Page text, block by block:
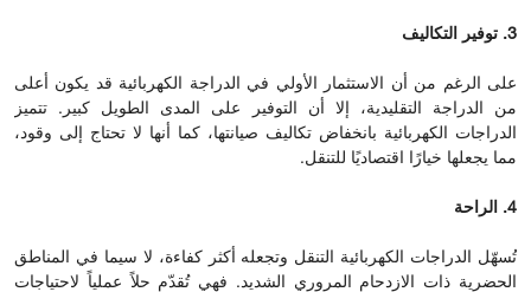
3. توفير التكاليف
على الرغم من أن الاستثمار الأولي في الدراجة الكهربائية قد يكون أعلى
من الدراجة التقليدية، إلا أن التوفير على المدى الطويل كبير. تتميز
الدراجات الكهربائية بانخفاض تكاليف صيانتها، كما أنها لا تحتاج إلى وقود،
مما يجعلها خيارًا اقتصاديًا للتنقل.
4. الراحة
تُسهّل الدراجات الكهربائية التنقل وتجعله أكثر كفاءة، لا سيما في المناطق
الحضرية ذات الازدحام المروري الشديد. فهي تُقدّم حلاً عملياً لاحتياجات